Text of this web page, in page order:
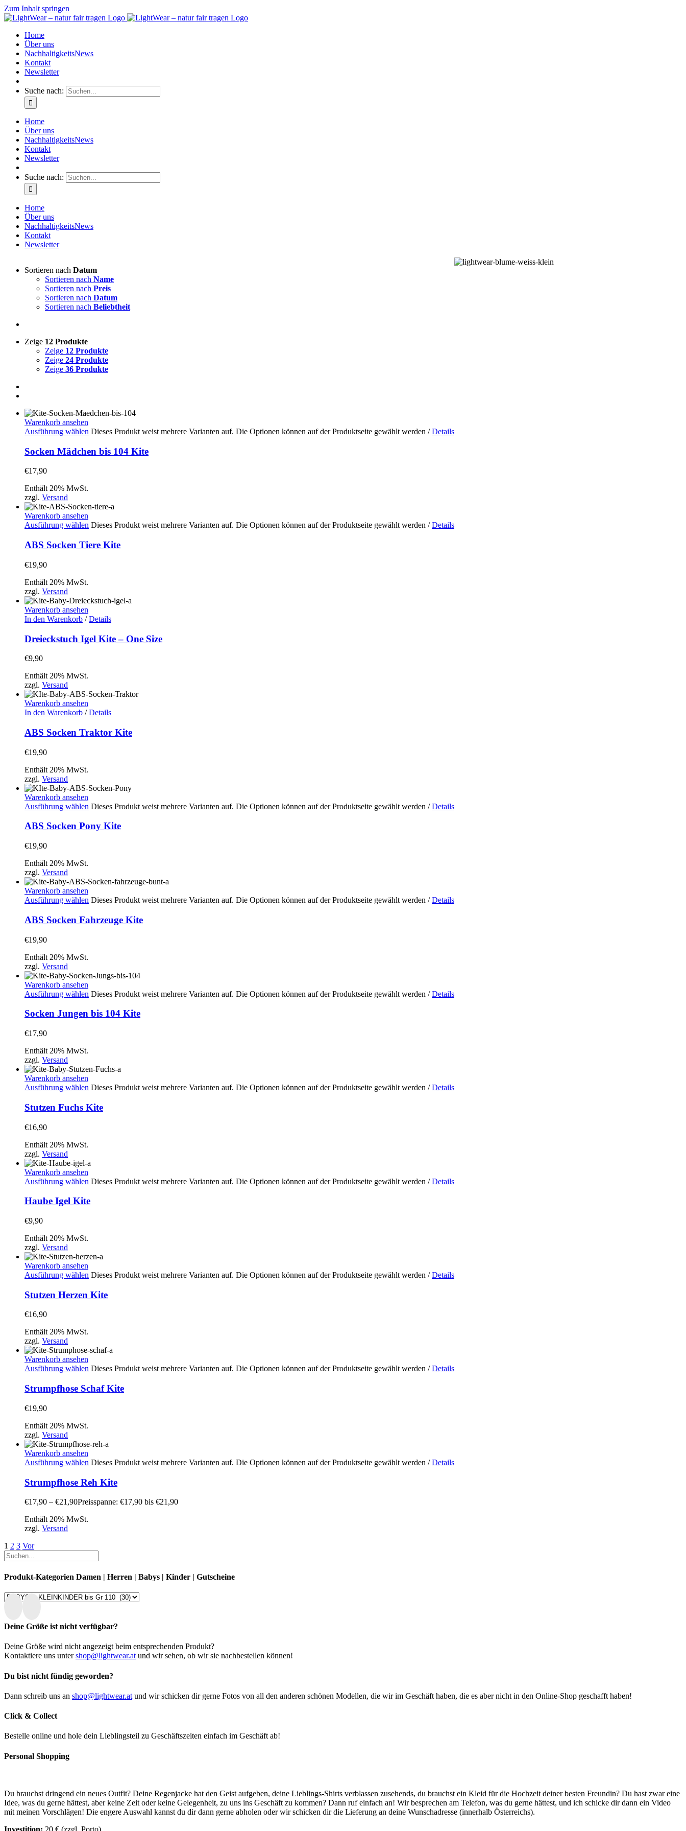
Zum Inhalt springen
Home
Über uns
NachhaltigkeitsNews
Kontakt
Newsletter
Suche nach:
Home
Über uns
NachhaltigkeitsNews
Kontakt
Newsletter
Suche nach:
Home
Über uns
NachhaltigkeitsNews
Kontakt
Newsletter
Sortieren nach Datum
Sortieren nach Name
Sortieren nach Preis
Sortieren nach Datum
Sortieren nach Beliebtheit
Zeige 12 Produkte
Zeige 12 Produkte
Zeige 24 Produkte
Zeige 36 Produkte
Warenkorb ansehen
Ausführung wählen Dieses Produkt weist mehrere Varianten auf. Die Optionen können auf der Produktseite gewählt werden / Details
Socken Mädchen bis 104 Kite
€17,90
Enthält 20% MwSt.
zzgl. Versand
Warenkorb ansehen
Ausführung wählen Dieses Produkt weist mehrere Varianten auf. Die Optionen können auf der Produktseite gewählt werden / Details
ABS Socken Tiere Kite
€19,90
Enthält 20% MwSt.
zzgl. Versand
Warenkorb ansehen
In den Warenkorb / Details
Dreieckstuch Igel Kite – One Size
€9,90
Enthält 20% MwSt.
zzgl. Versand
Warenkorb ansehen
In den Warenkorb / Details
ABS Socken Traktor Kite
€19,90
Enthält 20% MwSt.
zzgl. Versand
Warenkorb ansehen
Ausführung wählen Dieses Produkt weist mehrere Varianten auf. Die Optionen können auf der Produktseite gewählt werden / Details
ABS Socken Pony Kite
€19,90
Enthält 20% MwSt.
zzgl. Versand
Warenkorb ansehen
Ausführung wählen Dieses Produkt weist mehrere Varianten auf. Die Optionen können auf der Produktseite gewählt werden / Details
ABS Socken Fahrzeuge Kite
€19,90
Enthält 20% MwSt.
zzgl. Versand
Warenkorb ansehen
Ausführung wählen Dieses Produkt weist mehrere Varianten auf. Die Optionen können auf der Produktseite gewählt werden / Details
Socken Jungen bis 104 Kite
€17,90
Enthält 20% MwSt.
zzgl. Versand
Warenkorb ansehen
Ausführung wählen Dieses Produkt weist mehrere Varianten auf. Die Optionen können auf der Produktseite gewählt werden / Details
Stutzen Fuchs Kite
€16,90
Enthält 20% MwSt.
zzgl. Versand
Warenkorb ansehen
Ausführung wählen Dieses Produkt weist mehrere Varianten auf. Die Optionen können auf der Produktseite gewählt werden / Details
Haube Igel Kite
€9,90
Enthält 20% MwSt.
zzgl. Versand
Warenkorb ansehen
Ausführung wählen Dieses Produkt weist mehrere Varianten auf. Die Optionen können auf der Produktseite gewählt werden / Details
Stutzen Herzen Kite
€16,90
Enthält 20% MwSt.
zzgl. Versand
Warenkorb ansehen
Ausführung wählen Dieses Produkt weist mehrere Varianten auf. Die Optionen können auf der Produktseite gewählt werden / Details
Strumpfhose Schaf Kite
€19,90
Enthält 20% MwSt.
zzgl. Versand
Warenkorb ansehen
Ausführung wählen Dieses Produkt weist mehrere Varianten auf. Die Optionen können auf der Produktseite gewählt werden / Details
Strumpfhose Reh Kite
€17,90 – €21,90Preisspanne: €17,90 bis €21,90
Enthält 20% MwSt.
zzgl. Versand
1 2 3 Vor
Produkt-Kategorien Damen | Herren | Babys | Kinder | Gutscheine
Deine Größe ist nicht verfügbar?
Deine Größe wird nicht angezeigt beim entsprechenden Produkt?
Kontaktiere uns untershop@lightwear.at und wir sehen, ob wir sie nachbestellen können!
Du bist nicht fündig geworden?
Dann schreib uns an shop@lightwear.at und wir schicken dir gerne Fotos von all den anderen schönen Modellen, die wir im Geschäft haben, die es aber nicht in den Online-Shop geschafft haben!
Click & Collect
Bestelle online und hole dein Lieblingsteil zu Geschäftszeiten einfach im Geschäft ab!
Personal Shopping
Du brauchst dringend ein neues Outfit? Deine Regenjacke hat den Geist aufgeben, deine Lieblings-Shirts verblassen zusehends, du brauchst ein Kleid für die Hochzeit deiner besten Freundin? Du hast zwar eine
Idee, was du gerne hättest, aber keine Zeit oder keine Gelegenheit, zu uns ins Geschäft zu kommen? Dann ruf einfach an! Wir besprechen am Telefon, was du gerne hättest, und ich schicke dir dann ein Video
mit meinen Vorschlägen! Die engere Auswahl kannst du dir dann gerne abholen oder wir schicken dir die Lieferung an deine Wunschadresse (innerhalb Österreichs).
Investition: 20 € (zzgl. Porto)